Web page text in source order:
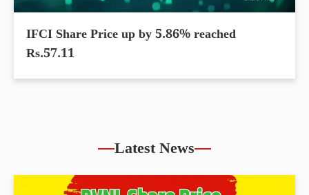
IFCI Share Price up by 5.86% reached
Rs.57.11
Latest News